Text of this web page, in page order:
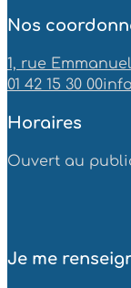
Nos
1, rue
01 42 15 30 00
Horaires
Ouvert au
Je me